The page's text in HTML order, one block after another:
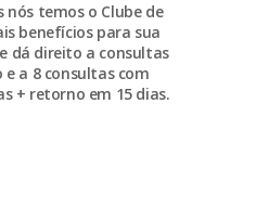
nós temos o Clube de
benefícios para sua
dá direito a consultas
e a 8 consultas com
+ retorno em 15 dias.